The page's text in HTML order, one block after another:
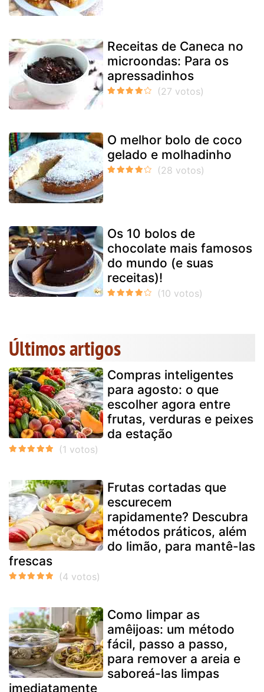
Receitas de Caneca no
microondas: Para os
apressadinhos
O melhor bolo de coco
gelado e molhadinho
Os 10 bolos de
chocolate mais famosos
do mundo (e suas
receitas)!
Últimos artigos
Compras inteligentes
para agosto: o que
escolher agora entre
frutas, verduras e peixes
da estação
Frutas cortadas que
escurecem
rapidamente? Descubra
métodos práticos, além
do limão, para mantê-las
frescas
Como limpar as
amêijoas: um método
fácil, passo a passo,
para remover a areia e
saboreá-las limpas
imediatamente